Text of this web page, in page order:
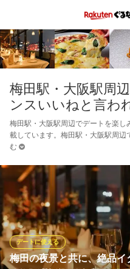
梅田駅・大阪駅周
ンスいいねと言わ
梅田駅・大阪駅周辺でデートを楽
載しています。梅田駅・大阪駅周辺
む
梅田の夜景と共に、絶品イ
デートに使える